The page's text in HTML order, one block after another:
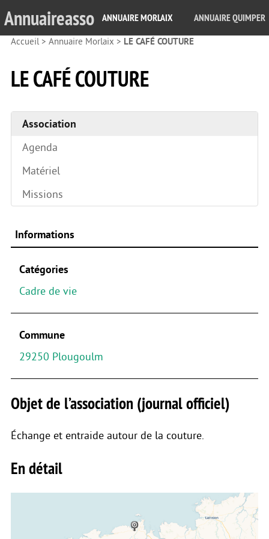
Annuaireasso ANNUAIRE MORLAIX ANNUAIRE QUIMPER
Accueil> Annuaire Morlaix > LE CAFÉ COUTURE
LE CAFÉ COUTURE
Association
Agenda
Matériel
Missions
Informations
Catégories
Cadre de vie
Commune
29250 Plougoulm
Objet de l’association (journal officiel)
Échange et entraide autour de la couture.
En détail